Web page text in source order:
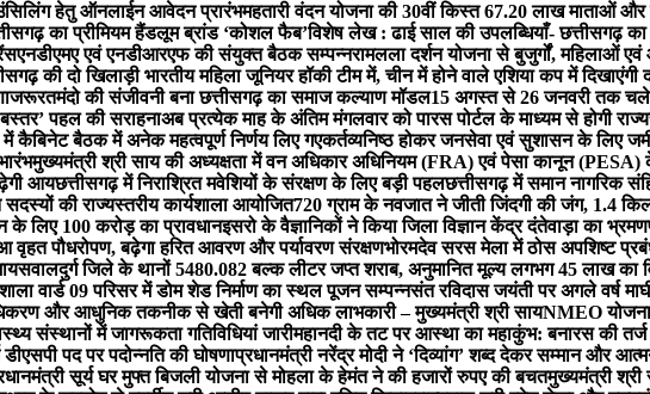
हेतु ऑनलाईन आवेदन प्रारंभमहतारी वंदन योजना की 30वीं किस्त 67.20 लाख माताओं
का प्रीमियम हैंडलूम ब्रांड ‘कोशल फैब’विशेष लेख : ढाई साल की उपलब्धियाँ- छत्तीसगढ़
एनडीएमए एवं एनडीआरएफ की संयुक्त बैठक सम्पन्नरामलला दर्शन योजना से बुजुर्गों, महिलाओं एवं
की दो खिलाड़ी भारतीय महिला जूनियर हॉकी टीम में, चीन में होने वाले एशिया कप में दिखाएंगी
जरूरतमंदो की संजीवनी बना छत्तीसगढ़ का समाज कल्याण मॉडल15 अगस्त से 26 जनवरी तक
पहल की सराहनाअब प्रत्येक माह के अंतिम मंगलवार को पारस पोर्टल के माध्यम से होगी
में कैबिनेट बैठक में अनेक महत्वपूर्ण निर्णय लिए गएकर्तव्यनिष्ठ होकर जनसेवा एवं सुशासन के लिए
मुख्यमंत्री श्री साय की अध्यक्षता में वन अधिकार अधिनियम (FRA) एवं पेसा कानून (PESA)
आयछत्तीसगढ़ में निराश्रित मवेशियों के संरक्षण के लिए बड़ी पहलछत्तीसगढ़ में समान नागरिक
की राज्यस्तरीय कार्यशाला आयोजित720 ग्राम के नवजात ने जीती जिंदगी की जंग, 1.4
लिए 100 करोड़ का प्रावधानइसरो के वैज्ञानिकों ने किया जिला विज्ञान केंद्र दंतेवाड़ा का भ्रमण
पौधरोपण, बढ़ेगा हरित आवरण और पर्यावरण संरक्षणभोरमदेव सरस मेला में ठोस अपशिष्ट
दुर्ग जिले के थानों 5480.082 बल्क लीटर जप्त शराब, अनुमानित मूल्य लगभग 45 लाख का
वार्ड 09 परिसर में डोम शेड निर्माण का स्थल पूजन सम्पन्नसंत रविदास जयंती पर अगले वर्ष
और आधुनिक तकनीक से खेती बनेगी अधिक लाभकारी – मुख्यमंत्री श्री सायNMEO योजना
संस्थानों में जागरूकता गतिविधियां जारीमहानदी के तट पर आस्था का महाकुंभ: बनारस की
पद पर पदोन्नति की घोषणाप्रधानमंत्री नरेंद्र मोदी ने ‘दिव्यांग’ शब्द देकर सम्मान और
सूर्य घर मुफ्त बिजली योजना से मोहला के हेमंत ने की हजारों रुपए की बचतमुख्यमंत्री